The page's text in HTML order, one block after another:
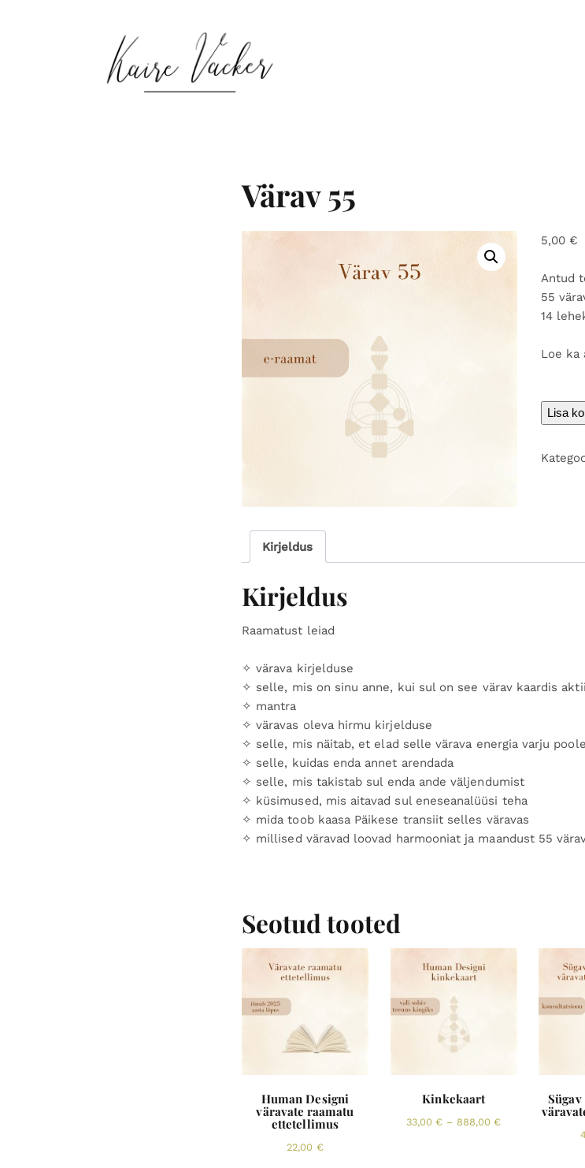
Värav 55
5,00 €
Antud
55
14
Loe ka
Värav
55
Lisa
Kirjeldus
Kirjeldus
Raamatust leiad
✧ värava kirjelduse
✧ selle, mis on sinu anne, kui sul on see värav kaardis
✧ mantra
✧ väravas oleva hirmu kirjelduse
✧ selle, mis näitab, et elad selle värava energia varju
✧ selle, kuidas enda annet arendada
✧ selle, mis takistab sul enda ande väljendumist
✧ küsimused, mis aitavad sul eneseanalüüsi teha
✧ mida toob kaasa Päikese transiit selles väravas
✧ millised väravad loovad harmooniat ja maandust 55
Seotud tooted
Human Designi
väravate raamatu
ettetellimus
22,00 €
Kinkekaart
33,00 € – 888,00 €Price